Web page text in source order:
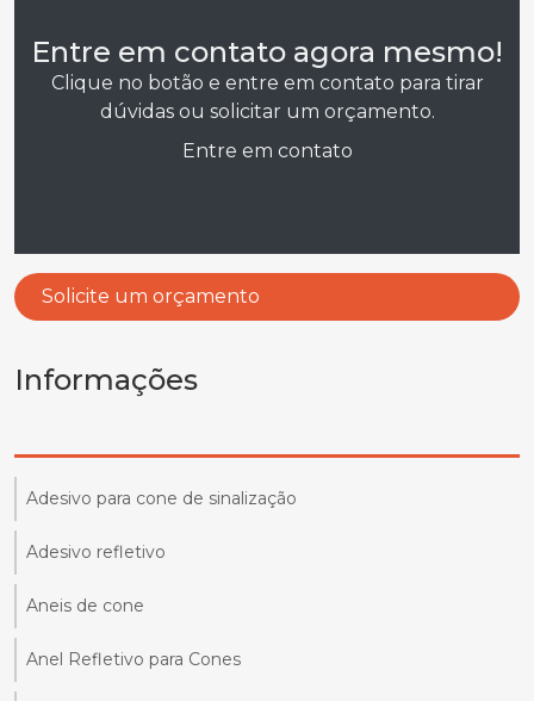
Entre em contato agora mesmo!
Clique no botão e entre em contato para tirar
dúvidas ou solicitar um orçamento.
Entre em contato
Solicite um orçamento
Informações
Adesivo para cone de sinalização
Adesivo refletivo
Aneis de cone
Anel Refletivo para Cones